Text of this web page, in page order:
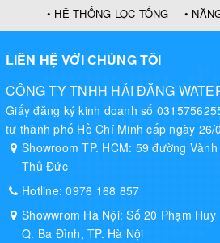
• HỆ THỐNG LỌC TỔNG •
LIÊN HỆ VỚI CHÚNG TÔI
CÔNG TY TNHH HẢI ĐĂNG
Giấy đăng ký kinh doanh số
tư thành phố Hồ Chí Minh cấp ngày 26/
Showroom TP. HCM: 59 đường
Thủ Đức
Hotline:0976 168 857
Showwrom Hà Nội: Số 20 Phạm
Q. Ba Đình, TP. Hà Nội